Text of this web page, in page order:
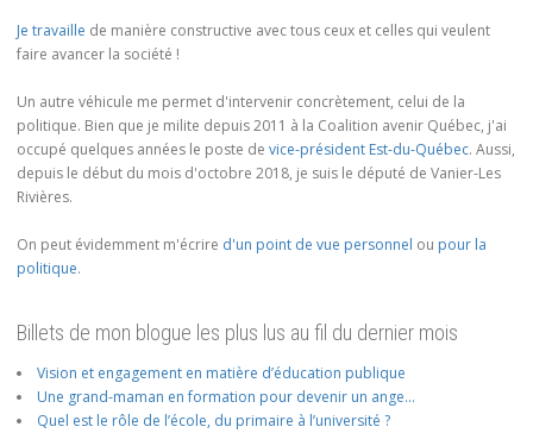
Je travaille de manière constructive avec tous ceux et celles qui veulent
faire avancer la société !
Un autre véhicule me permet d'intervenir concrètement, celui de la
politique. Bien que je milite depuis 2011 à la Coalition avenir Québec, j'ai
occupé quelques années le poste de vice-président Est-du-Québec. Aussi,
depuis le début du mois d'octobre 2018, je suis le député de Vanier-Les
Rivières.
On peut évidemment m'écrire d'un point de vue personnel ou pour la
politique.
Billets de mon blogue les plus lus au fil du dernier mois
Vision et engagement en matière d’éducation publique
Une grand-maman en formation pour devenir un ange…
Quel est le rôle de l’école, du primaire à l’université ?